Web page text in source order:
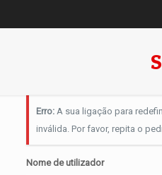
Erro:A sua ligação para
inválida. Por favor, repita o
Nome de utilizador